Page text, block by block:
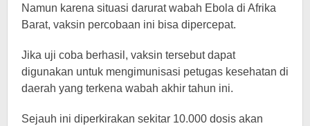
Namun karena situasi darurat wabah Ebola di Afrika
Barat, vaksin percobaan ini bisa dipercepat.
Jika uji coba berhasil, vaksin tersebut dapat
digunakan untuk mengimunisasi petugas kesehatan di
daerah yang terkena wabah akhir tahun ini.
Sejauh ini diperkirakan sekitar 10.000 dosis akan